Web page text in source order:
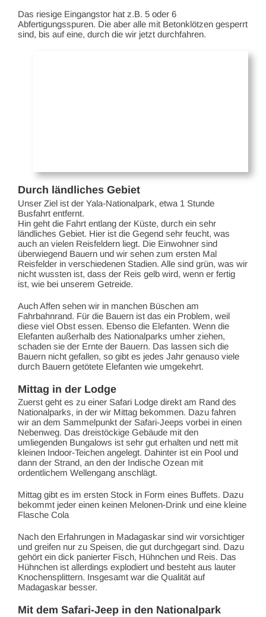
Das riesige Eingangstor hat z.B. 5 oder 6
Abfertigungsspuren. Die aber alle mit Betonklötzen gesperrt
sind, bis auf eine, durch die wir jetzt durchfahren.
Durch ländliches Gebiet
Unser Ziel ist der Yala-Nationalpark, etwa 1 Stunde
Busfahrt entfernt.
Hin geht die Fahrt entlang der Küste, durch ein sehr
ländliches Gebiet. Hier ist die Gegend sehr feucht, was
auch an vielen Reisfeldern liegt. Die Einwohner sind
überwiegend Bauern und wir sehen zum ersten Mal
Reisfelder in verschiedenen Stadien. Alle sind grün, was wir
nicht wussten ist, dass der Reis gelb wird, wenn er fertig
ist, wie bei unserem Getreide.
Auch Affen sehen wir in manchen Büschen am
Fahrbahnrand. Für die Bauern ist das ein Problem, weil
diese viel Obst essen. Ebenso die Elefanten. Wenn die
Elefanten außerhalb des Nationalparks umher ziehen,
schaden sie der Ernte der Bauern. Das lassen sich die
Bauern nicht gefallen, so gibt es jedes Jahr genauso viele
durch Bauern getötete Elefanten wie umgekehrt.
Mittag in der Lodge
Zuerst geht es zu einer Safari Lodge direkt am Rand des
Nationalparks, in der wir Mittag bekommen. Dazu fahren
wir an dem Sammelpunkt der Safari-Jeeps vorbei in einen
Nebenweg. Das dreistöckige Gebäude mit den
umliegenden Bungalows ist sehr gut erhalten und nett mit
kleinen Indoor-Teichen angelegt. Dahinter ist ein Pool und
dann der Strand, an den der Indische Ozean mit
ordentlichem Wellengang anschlägt.
Mittag gibt es im ersten Stock in Form eines Buffets. Dazu
bekommt jeder einen keinen Melonen-Drink und eine kleine
Flasche Cola
Nach den Erfahrungen in Madagaskar sind wir vorsichtiger
und greifen nur zu Speisen, die gut durchgegart sind. Dazu
gehört ein dick panierter Fisch, Hühnchen und Reis. Das
Hühnchen ist allerdings explodiert und besteht aus lauter
Knochensplittern. Insgesamt war die Qualität auf
Madagaskar besser.
Mit dem Safari-Jeep in den Nationalpark